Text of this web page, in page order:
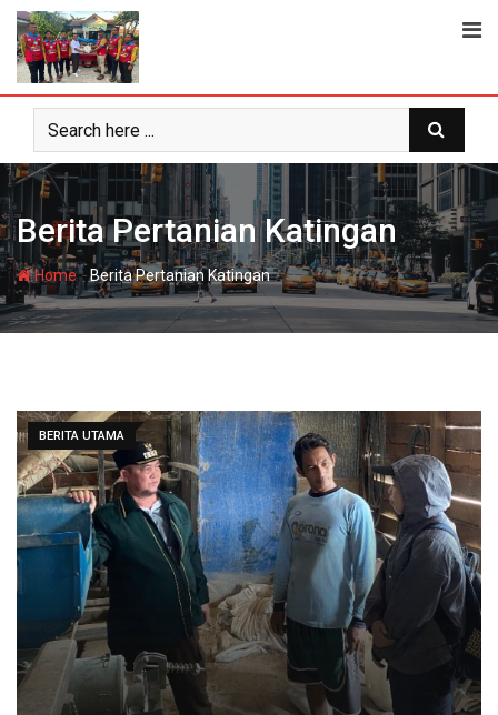
Skip
content
Berita Pertanian Katingan
Home-Berita Pertanian Katingan
BERITA UTAMA